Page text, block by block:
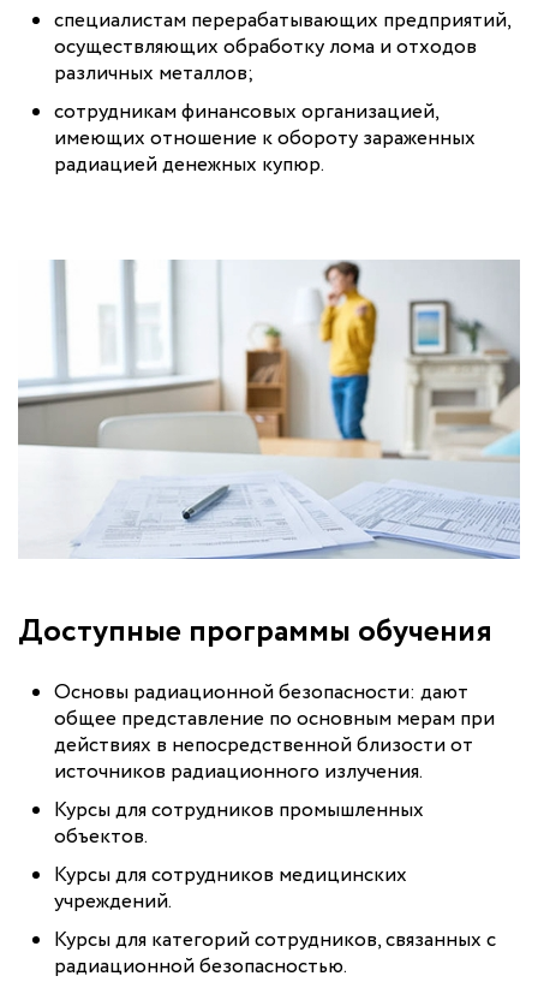
специалистам перерабатывающих предприятий,
осуществляющих обработку лома и отходов
различных металлов;
сотрудникам финансовых организацией,
имеющих отношение к обороту зараженных
радиацией денежных купюр.
Доступные программы обучения
Основы радиационной безопасности: дают
общее представление по основным мерам при
действиях в непосредственной близости от
источников радиационного излучения.
Курсы для сотрудников промышленных
объектов.
Курсы для сотрудников медицинских
учреждений.
Курсы для категорий сотрудников, связанных с
радиационной безопасностью.